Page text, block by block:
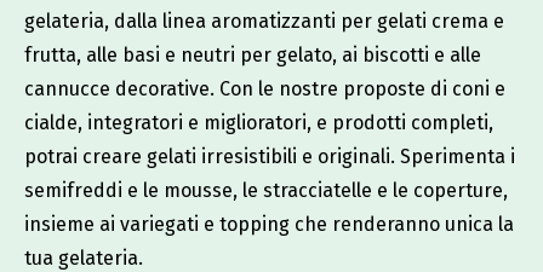
gelateria, dalla linea aromatizzanti per gelati crema e
frutta, alle basi e neutri per gelato, ai biscotti e alle
cannucce decorative. Con le nostre proposte di coni e
cialde, integratori e miglioratori, e prodotti completi,
potrai creare gelati irresistibili e originali. Sperimenta i
semifreddi e le mousse, le stracciatelle e le coperture,
insieme ai variegati e topping che renderanno unica la
tua gelateria.